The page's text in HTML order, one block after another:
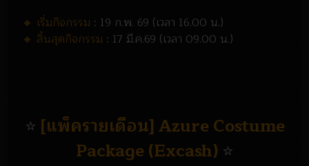
🔸 เริ่มกิจกรรม : 19 ก.พ. 69 (เวลา 16.00 น.)
🔸 สิ้นสุดกิจกรรม : 17 มี.ค.69 (เวลา 09.00 น.)
⭐ [แพ็ครายเดือน] Azure Costume
Package (Excash) ⭐